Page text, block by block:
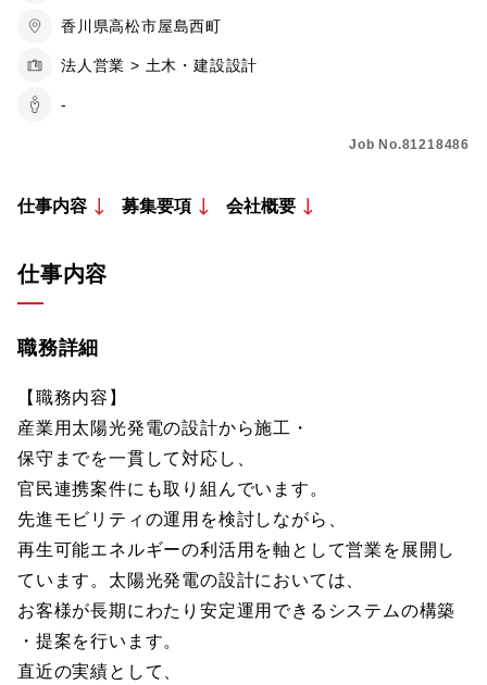
香川県高松市屋島西町
法人営業 > 土木・建設設計
-
Job No.81218486
仕事内容 募集要項 会社概要
仕事内容
職務詳細
【職務内容】
産業用太陽光発電の設計から施工・
保守までを一貫して対応し、
官民連携案件にも取り組んでいます。
先進モビリティの運用を検討しながら、
再生可能エネルギーの利活用を軸として営業を展開し
ています。太陽光発電の設計においては、
お客様が長期にわたり安定運用できるシステムの構築
・提案を行います。
直近の実績として、